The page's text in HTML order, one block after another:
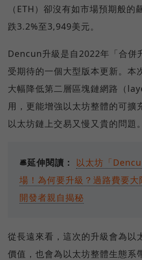
（ETH）卻沒有如市場預期般的
跌3.2%至3,949美元。
Dencun升級是自2022年「合併
受期待的一個大型版本更新。本
大幅降低第二層區塊鏈網路（
用，更能增強以太坊整體的可擴
以太坊鏈上交易又慢又貴的問題。
🛎️延伸閱讀：
以太坊「
場！為何要升級？過路費要大
開發者親自揭秘
從長遠來看，這次的升級會為以
價值，也會為以太坊整體生態系